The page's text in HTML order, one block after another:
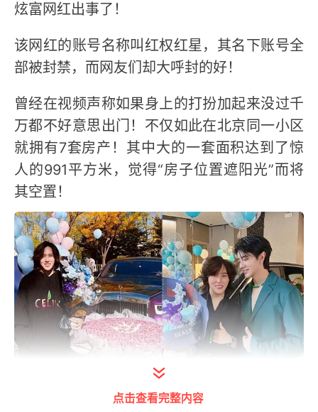
炫富网红出事了！
该网红的账号名称叫红权红星，其名下账号全
部被封禁，而网友们却大呼封的好！
曾经在视频声称如果身上的打扮加起来没过千
万都不好意思出门！不仅如此在北京同一小区
就拥有7套房产！其中大的一套面积达到了惊
人的991平方米，觉得“房子位置遮阳光”而将
其空置！
打开今日头条查看图片详情
红权王星，原名王洪全，他自称拥有唐山环保
点击查看完整内容